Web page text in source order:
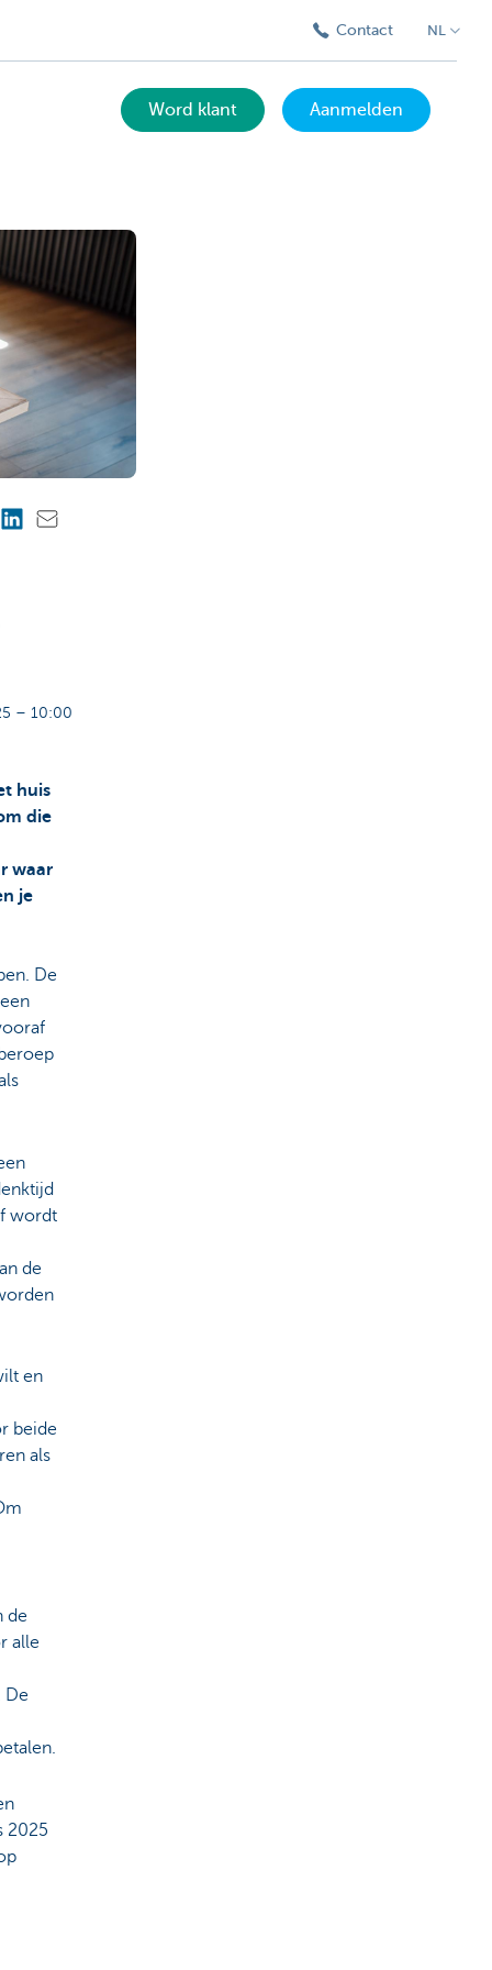
Contact NL
Word klant Aanmelden
– 10:00
huis
die
waar
je
De
wordt
de
en
beide
als
de
alle
De
2025